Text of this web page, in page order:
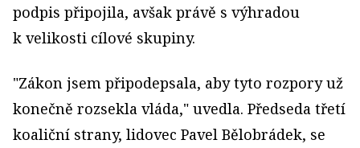
podpis připojila, avšak právě s výhradou
k velikosti cílové skupiny.
"Zákon jsem připodepsala, aby tyto rozpory už
konečně rozsekla vláda," uvedla. Předseda třetí
koaliční strany, lidovec Pavel Bělobrádek, se